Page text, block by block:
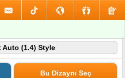
Auto (1.4) Style
Bu Dizaynı Seç